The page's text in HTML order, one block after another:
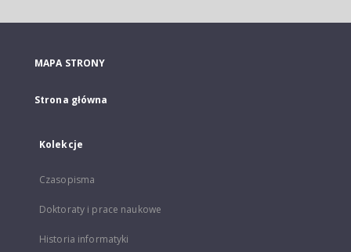
MAPA STRONY
Strona główna
Kolekcje
Czasopisma
Doktoraty i prace naukowe
Historia informatyki